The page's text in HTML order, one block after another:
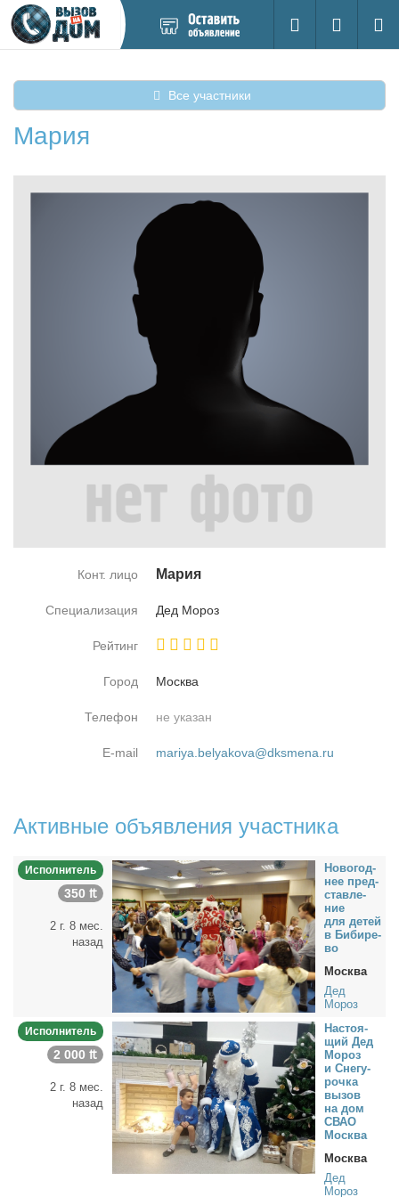
новое
Поиск
Вход на
Все участники
Мария
Конт. лицо Ма­рия
Специализация Дед Мо­роз
Рейтинг
Город Москва
Телефон не указан
E-mail mariya.belyakova@dksmena.ru
Активные объявления участника
Исполнитель
350 ₶
2 г. 8 мес.
назад
Но­во­год­
нее пред­
став­ле­
ние
для де­тей
в Биби­ре­
во
Москва
Дед
Мороз
Исполнитель
2 000 ₶
2 г. 8 мес.
назад
На­сто­я­
щий Дед
Мо­роз
и Сне­гу­
роч­ка
вы­зов
на дом
СВАО
Москва
Москва
Дед
Мороз